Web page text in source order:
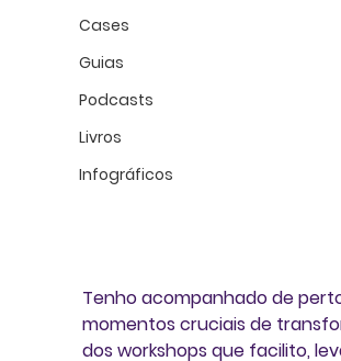
Cases
Guias
Podcasts
Livros
Infográficos
Tenho acompanhado de
momentos cruciais de
dos workshops que facilito,